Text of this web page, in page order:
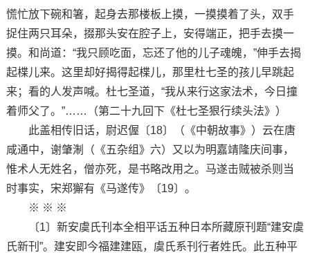
慌忙放下碗和箸，起身去那楼板上摸，一摸摸着了头，双手
捉住两只耳朵，掇那头安在腔子上，安得端正，把手去摸一
摸。和尚道：“我只顾吃面，忘还了他的儿子魂魄，”伸手去揭
起楪儿来。这里却好揭得起楪儿，那里杜七圣的孩儿早跳起
来；看的人发声喊。杜七圣道，“我从来行这家法术，今日撞
着师父了。”……（第二十九回下《杜七圣狠行续头法》）
此盖相传旧话，尉迟偓〔18〕（《中朝故事》）云在唐
咸通中，谢肇淛（《五杂组》六）又以为明嘉靖隆庆间事，
惟术人无姓名，僧亦死，是书略改用之。马遂击贼被杀则当
时事实，宋郑獬有《马遂传》〔19〕。
※ ※ ※
〔1〕新安虞氏刊本全相平话五种日本所藏原刊题“建安虞
氏新刊”。建安即今福建建瓯，虞氏系刊行者姓氏。此五种平